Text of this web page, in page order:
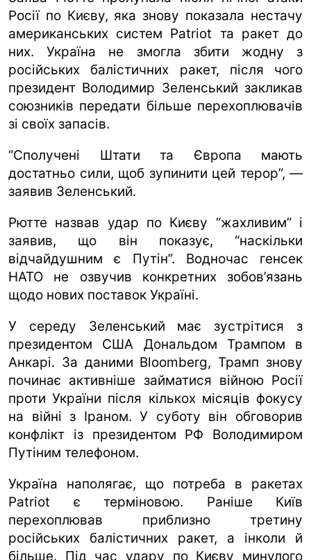
Росії по Києву, яка знову показала нестачу
американських систем Patriot та ракет до
них. Україна не змогла збити жодну з
російських балістичних ракет, після чого
президент Володимир Зеленський закликав
союзників передати більше перехоплювачів
зі своїх запасів.
“Сполучені Штати та Європа мають
достатньо сили, щоб зупинити цей терор”, —
заявив Зеленський.
Рютте назвав удар по Києву “жахливим” і
заявив, що він показує, “наскільки
відчайдушним є Путін”. Водночас генсек
НАТО не озвучив конкретних зобов’язань
щодо нових поставок Україні.
У середу Зеленський має зустрітися з
президентом США Дональдом Трампом в
Анкарі. За даними Bloomberg, Трамп знову
починає активніше займатися війною Росії
проти України після кількох місяців фокусу
на війні з Іраном. У суботу він обговорив
конфлікт із президентом РФ Володимиром
Путіним телефоном.
Україна наполягає, що потреба в ракетах
Patriot є терміновою. Раніше Київ
перехоплював приблизно третину
російських балістичних ракет, а інколи й
більше. Під час удару по Києву минулого